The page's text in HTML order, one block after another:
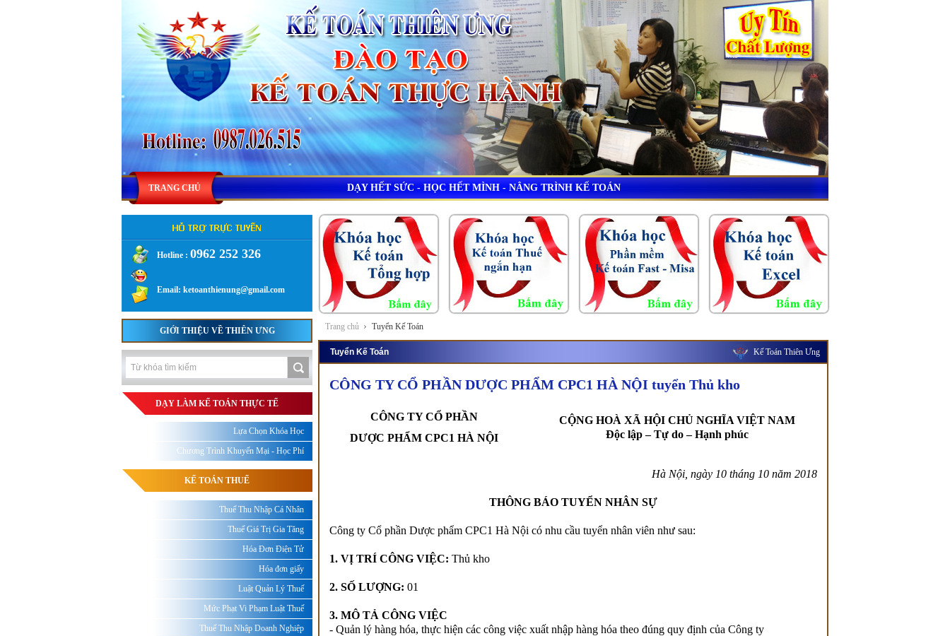
DẠY HẾT SỨC - HỌC HẾT MÌNH - NÂNG TRÌNH KẾ TOÁN
TRANG CHỦ
Trang chủ Tuyển Kế Toán
Tuyển Kế Toán Kế Toán Thiên Ưng
CÔNG TY CỔ PHẦN DƯỢC PHẨM CPC1 HÀ NỘI tuyển Thủ kho
CÔNG TY CỔ PHẦN
DƯỢC PHẨM CPC1 HÀ NỘI
CỘNG HOÀ XÃ HỘI CHỦ NGHĨA VIỆT NAM
Độc lập – Tự do – Hạnh phúc
Hà Nội, ngày 10 tháng 10 năm 2018
THÔNG BÁO TUYỂN NHÂN SỰ
Công ty Cổ phần Dược phẩm CPC1 Hà Nội có nhu cầu tuyển nhân viên như sau:
1. VỊ TRÍ CÔNG VIỆC: Thủ kho
2. SỐ LƯỢNG: 01
3. MÔ TẢ CÔNG VIỆC
- Quản lý hàng hóa, thực hiện các công việc xuất nhập hàng hóa theo đúng quy định của Công ty
Hotline : 0962 252 326
.
Email: ketoanthienung@gmail.com
GIỚI THIỆU VỀ THIÊN ƯNG
DẠY LÀM KẾ TOÁN THỰC TẾ
Lựa Chọn Khóa Học
Chương Trình Khuyến Mại - Học Phí
KẾ TOÁN THUẾ
Thuế Thu Nhập Cá Nhân
Thuế Giá Trị Gia Tăng
Hóa Đơn Điện Tử
Hóa đơn giấy
Luật Quản Lý Thuế
Mức Phạt Vi Phạm Luật Thuế
Thuế Thu Nhập Doanh Nghiệp